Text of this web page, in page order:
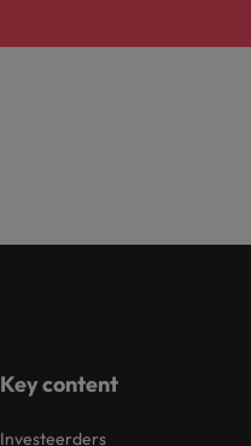
Key content
Investeerders